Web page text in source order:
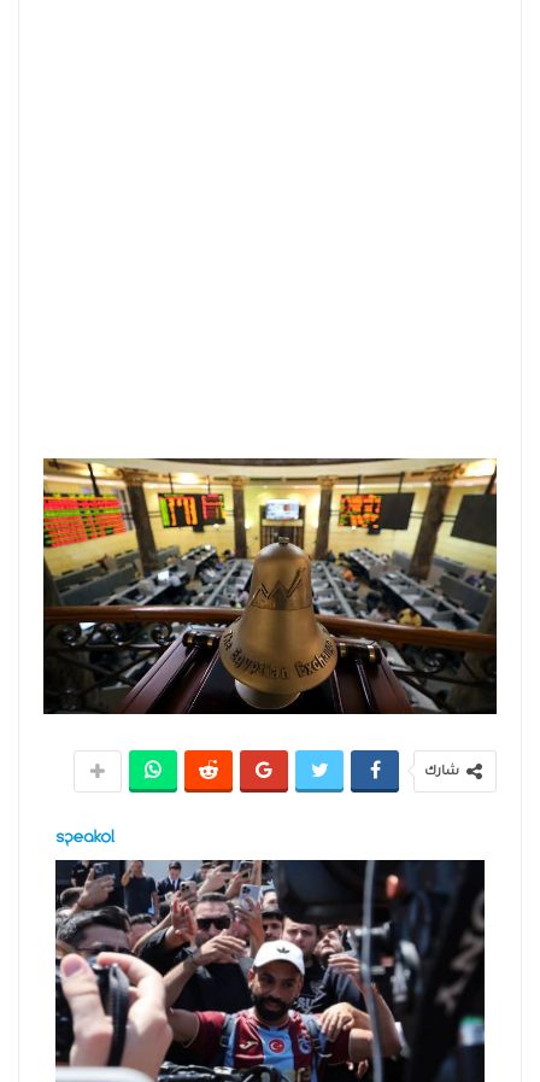
شارك